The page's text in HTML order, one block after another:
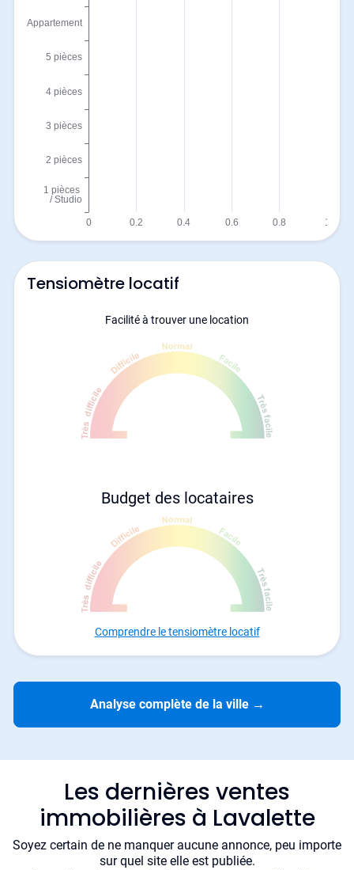
Tensiomètre locatif
Facilité à trouver une location
Budget des locataires
Comprendre le tensiomètre locatif
Analyse complète de la ville →
Les dernières ventes
immobilières à Lavalette
Soyez certain de ne manquer aucune annonce, peu importe
sur quel site elle est publiée.